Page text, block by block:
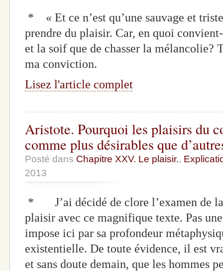
* « Et ce n’est qu’une sauvage et
prendre du plaisir. Car, en quoi
et la soif que de chasser la mélancolie?
ma conviction.
Lisez l'article complet
Aristote. Pourquoi les plaisirs du
comme plus désirables que
Posté dans Chapitre XXV. Le plaisir.,
2013
* J’ai décidé de clore l’examen de
plaisir avec ce magnifique texte. Pas
impose ici par sa profondeur
existentielle. De toute évidence, il est
et sans doute demain, que les hommes